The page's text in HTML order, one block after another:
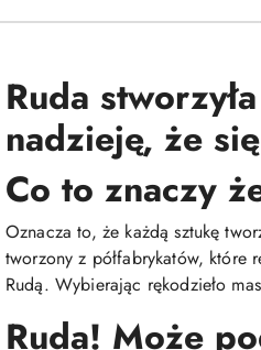
Ruda
nadzieję, że
Co to znaczy
Oznacza to, że każdą sztukę
tworzony z półfabrykatów, które
Rudą. Wybierając rękodzieło
Ruda! Może